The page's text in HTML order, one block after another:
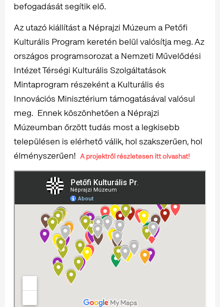
befogadását segítik elő.
Az utazó kiállítást a Néprajzi Múzeum a Petőfi
Kulturális Program keretén belül valósítja meg. Az
országos programsorozat a Nemzeti Művelődési
Intézet Térségi Kulturális Szolgáltatások
Mintaprogram részeként a Kulturális és
Innovációs Minisztérium támogatásával valósul
meg. Ennek köszönhetően a Néprajzi
Múzeumban őrzött tudás most a legkisebb
településen is elérhető válik, hol szakszerűen, hol
élményszerűen! A projektről részletesen itt olvashat!